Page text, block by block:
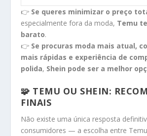
👉 Se queres minimizar o preço
especialmente fora da moda, Temu
barato.
👉 Se procuras moda mais atual,
mais rápidas e experiência de
polida, Shein pode ser a melhor
🧩 TEMU OU SHEIN:
FINAIS
Não existe uma única resposta
consumidores — a escolha entre